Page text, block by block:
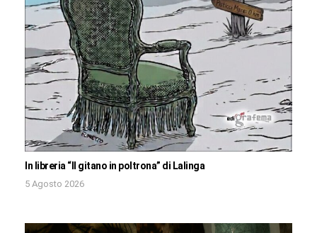
In libreria “Il gitano in poltrona” di Lalinga
5 Agosto 2026